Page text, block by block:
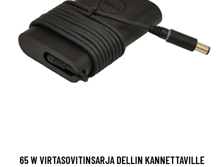
65 W VIRTASOVITINSARJA DELLIN KANNETTAVILLE